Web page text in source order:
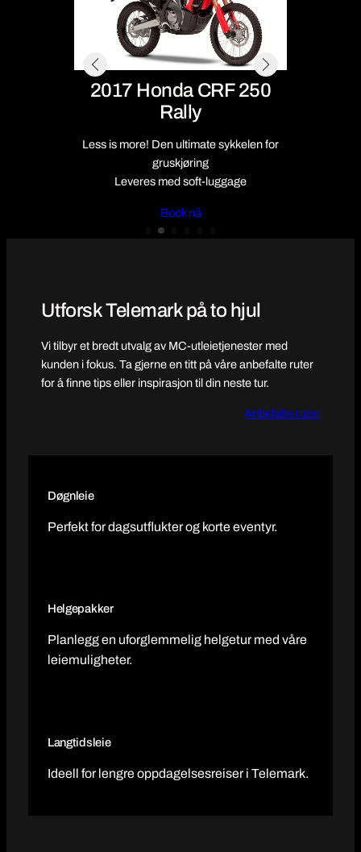
2017 Honda CRF 250
Rally
Less is more! Den ultimate sykkelen for
gruskjøring
Leveres med soft-luggage
Book nå
Utforsk Telemark på to hjul
Vi tilbyr et bredt utvalg av MC-utleietjenester med
kunden i fokus. Ta gjerne en titt på våre anbefalte ruter
for å finne tips eller inspirasjon til din neste tur.
Anbefalte ruter
Døgnleie
Perfekt for dagsutflukter og korte eventyr.
Helgepakker
Planlegg en uforglemmelig helgetur med våre
leiemuligheter.
Langtidsleie
Ideell for lengre oppdagelsesreiser i Telemark.